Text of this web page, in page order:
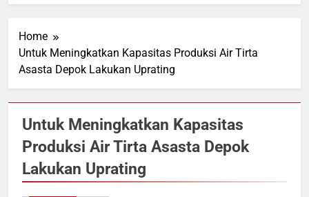
Home
Untuk Meningkatkan Kapasitas Produksi Air Tirta
Asasta Depok Lakukan Uprating
Untuk Meningkatkan Kapasitas
Produksi Air Tirta Asasta Depok
Lakukan Uprating